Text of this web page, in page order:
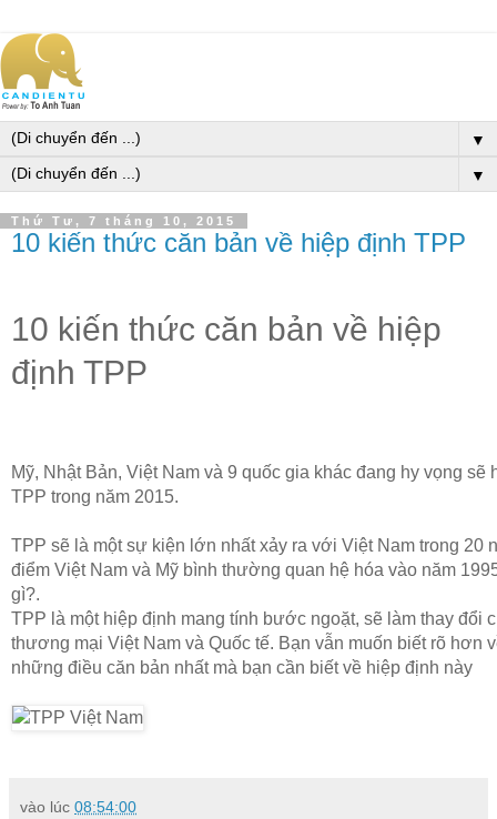
▼
▼
Thứ Tư, 7 tháng 10, 2015
10 kiến thức căn bản về hiệp định TPP
10 kiến thức căn bản về hiệp
định TPP
Mỹ, Nhật Bản, Việt Nam và 9 quốc gia khác đang hy vọng sẽ
TPP trong năm 2015.
TPP sẽ là một sự kiện lớn nhất xảy ra với Việt Nam trong 20
điểm Việt Nam và Mỹ bình thường quan hệ hóa vào năm
gì?.
TPP là một hiệp định mang tính bước ngoặt, sẽ làm thay đổi
thương mại Việt Nam và Quốc tế. Bạn vẫn muốn biết rõ hơn
những điều căn bản nhất mà bạn cần biết về hiệp định này
vào lúc 08:54:00